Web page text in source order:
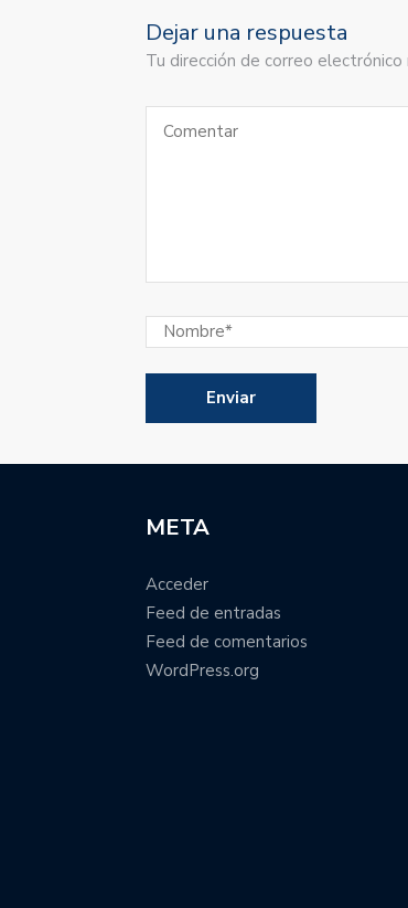
Dejar una respuesta
Tu dirección de correo
META
Acceder
Feed de entradas
Feed de comentarios
WordPress.org